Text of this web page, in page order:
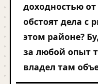
доходностью
обстоят дела с
этом районе?
за любой опыт
владел там